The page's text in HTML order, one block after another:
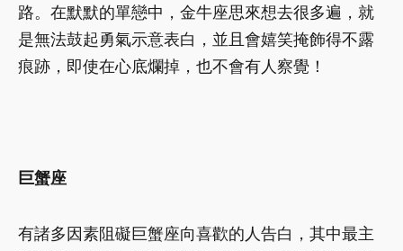
路。在默默的單戀中，金牛座思來想去很多遍，就
是無法鼓起勇氣示意表白，並且會嬉笑掩飾得不露
痕跡，即使在心底爛掉，也不會有人察覺！
巨蟹座
有諸多因素阻礙巨蟹座向喜歡的人告白，其中最主